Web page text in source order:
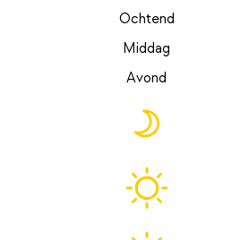
Ochtend
Middag
Avond